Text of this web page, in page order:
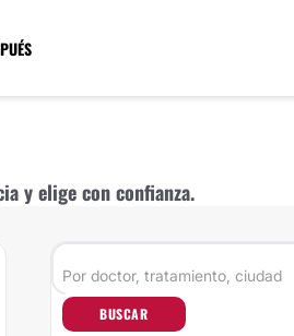
y elige con confianza.
BUSCAR